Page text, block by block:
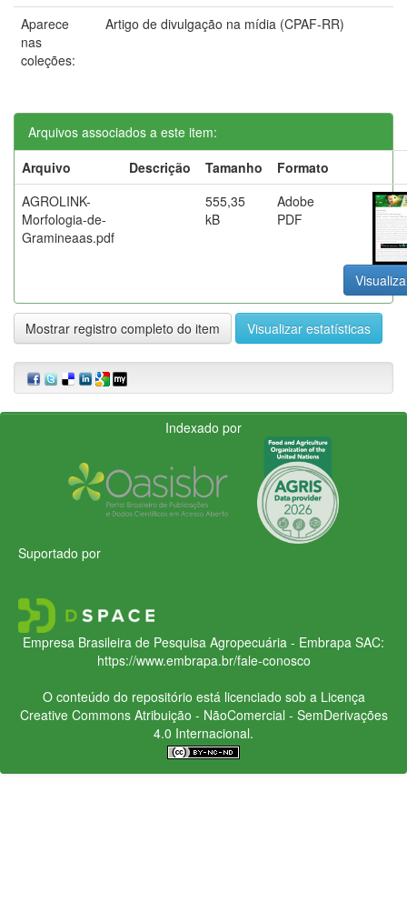
Aparece
nas
coleções:
Artigo de divulgação na mídia (CPAF-RR)
Arquivos associados a este item:
Arquivo
Descrição Tamanho
Formato
AGROLINK-
Morfologia-de-
Gramineaas.pdf
555,35
kB
Adobe
PDF
Mostrar registro completo do item Visualizar estatísticas
Indexado por
Suportado por
Empresa Brasileira de Pesquisa Agropecuária - Embrapa SAC:
https://www.embrapa.br/fale-conosco
O conteúdo do repositório está licenciado sob a Licença
Creative CommonsAtribuição - NãoComercial - SemDerivações
4.0 Internacional.